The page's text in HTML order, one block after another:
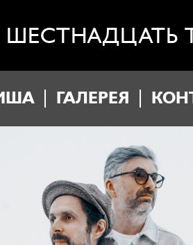
ШЕСТНАДЦАТЬ
ГАЛЕРЕЯ